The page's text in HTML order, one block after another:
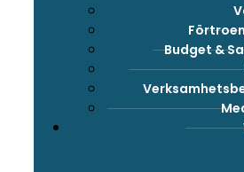
Budget &